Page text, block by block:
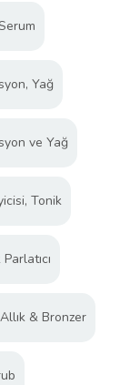
Yağ
ve Yağ
Tonik
Allık & Bronzer